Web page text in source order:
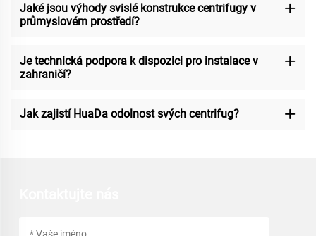
Jaké jsou výhody svislé konstrukce centrifugy v
průmyslovém prostředí?
Je technická podpora k dispozici pro instalace v
zahraničí?
Jak zajistí HuaDa odolnost svých centrifug?